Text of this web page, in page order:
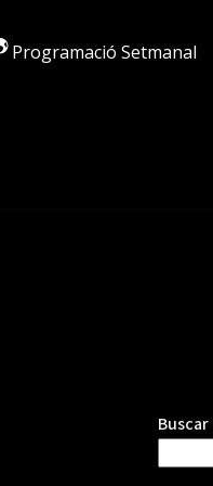
Programació Setmanal
Buscar